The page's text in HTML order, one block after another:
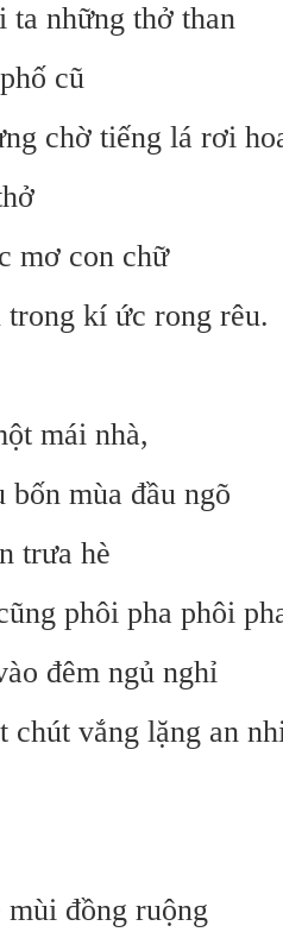
ta những thở than
cũ
chờ tiếng lá rơi
mơ con chữ
kí ức rong rêu.
mái nhà,
bốn mùa đầu ngõ
trưa hè
phôi pha phôi
đêm ngủ nghỉ
chút vắng lặng an
đồng ruộng